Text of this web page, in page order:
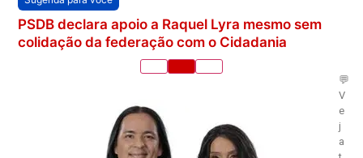
PSDB declara apoio a Raquel Lyra mesmo sem
colidação da federação com o Cidadania
💬
V
e
j
a